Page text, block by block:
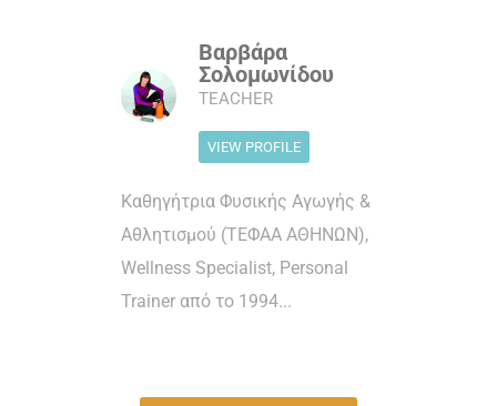
Βαρβάρα
Σολομωνίδου
TEACHER
VIEW PROFILE
Καθηγήτρια Φυσικής Αγωγής &
Αθλητισμού (ΤΕΦΑΑ ΑΘΗΝΩΝ),
Wellness Specialist, Personal
Trainer από το 1994...